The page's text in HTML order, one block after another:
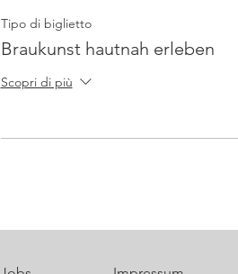
Tipo di biglietto
Braukunst hautnah erleben
Scopri di più